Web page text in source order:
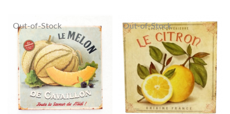
Out-of-Stock Out-of-Stock